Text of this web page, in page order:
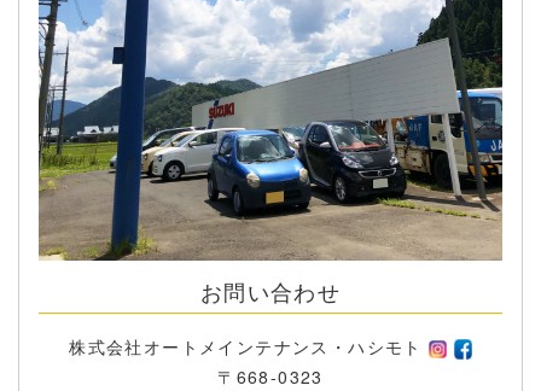
お問い合わせ
株式会社オートメインテナンス・ハシモト
〒668-0323